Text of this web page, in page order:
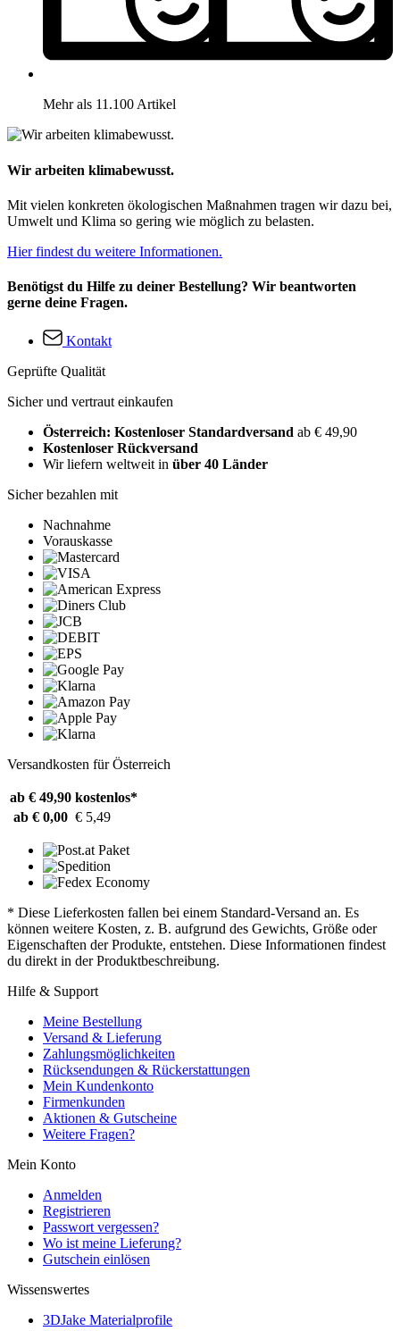
Mehr als 11.100 Artikel
Wir arbeiten klimabewusst.
Mit vielen konkreten ökologischen Maßnahmen tragen wir dazu bei,
Umwelt und Klima so gering wie möglich zu belasten.
Hier findest du weitere Informationen.
Benötigst du Hilfe zu deiner Bestellung? Wir beantworten
gerne deine Fragen.
Kontakt
Geprüfte Qualität
Sicher und vertraut einkaufen
Österreich: Kostenloser Standardversand ab € 49,90
Kostenloser Rückversand
Wir liefern weltweit in über 40 Länder
Sicher bezahlen mit
Nachnahme
Vorauskasse
Versandkosten für Österreich
ab € 49,90 kostenlos*
ab € 0,00 € 5,49
* Diese Lieferkosten fallen bei einem Standard-Versand an. Es
können weitere Kosten, z. B. aufgrund des Gewichts, Größe oder
Eigenschaften der Produkte, entstehen. Diese Informationen findest
du direkt in der Produktbeschreibung.
Hilfe & Support
Meine Bestellung
Versand & Lieferung
Zahlungsmöglichkeiten
Rücksendungen & Rückerstattungen
Mein Kundenkonto
Firmenkunden
Aktionen & Gutscheine
Weitere Fragen?
Mein Konto
Anmelden
Registrieren
Passwort vergessen?
Wo ist meine Lieferung?
Gutschein einlösen
Wissenswertes
3DJake Materialprofile